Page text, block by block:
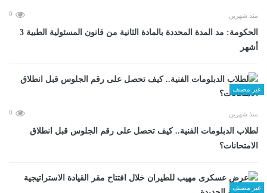
منذ شهرين 0
الحكومة: مد المدة المحددة بالمادة الثانية من قانون المسئولية الطبية 3
أشهر
غير مصنف
منذ شهرين 0
لطلاب الدبلومات الفنية.. كيف تحصل على رقم الجلوس قبل انطلاق
الامتحانات؟
غير مصنف